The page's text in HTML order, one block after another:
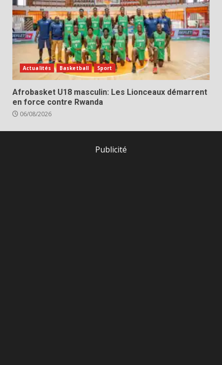
Actualités Basketball Sport
Afrobasket U18 masculin: Les Lionceaux démarrent
en force contre Rwanda
06/08/2026
Publicité